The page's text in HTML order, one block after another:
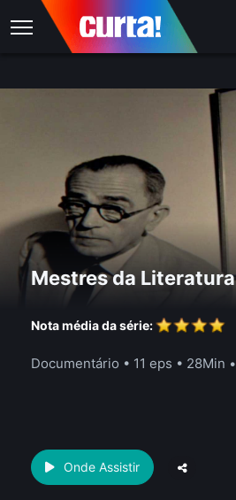
Mestres da Literatura
Nota média da série:
Documentário • 11 eps • 28Min •
Onde Assistir